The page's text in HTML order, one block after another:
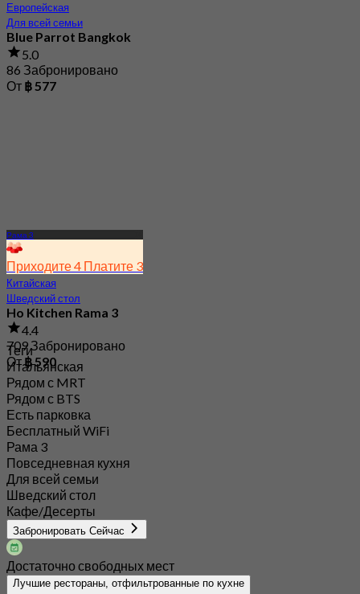
86 Забронировано
От฿ 577
Китайская
Шведский стол
Ho Kitchen Rama 3
4.4
709 Забронировано
От ฿ 590
Теги
Итальянская
Рядом с MRT
Рядом с BTS
Есть парковка
Бесплатный WiFi
Рама 3
Повседневная кухня
Для всей семьи
Шведский стол
Кафе/Десерты
Забронировать Сейчас
Достаточно свободных мест
Лучшие рестораны, отфильтрованные по кухне